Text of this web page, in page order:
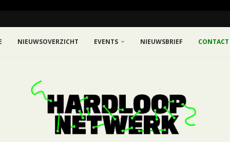
NIEUWSOVERZICHT EVENTS NIEUWSBRIEF CONTACT